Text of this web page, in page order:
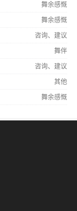
舞余感慨
舞余感慨
咨询、建议
舞伴
咨询、建议
其他
舞余感慨